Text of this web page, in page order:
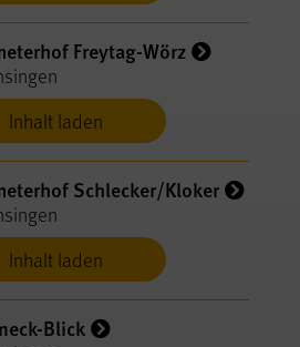
Inhalt laden
Freytag-Wörz
Inhalt laden
Schlecker/Kloker
Blick